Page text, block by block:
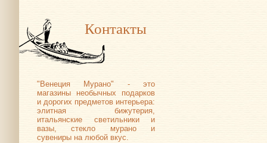
Контакты
"Венеция Мурано" - это
магазины необычных подарков
и дорогих предметов интерьера:
элитная бижутерия,
итальянские светильники и
вазы, стекло мурано и
сувениры на любой вкус.